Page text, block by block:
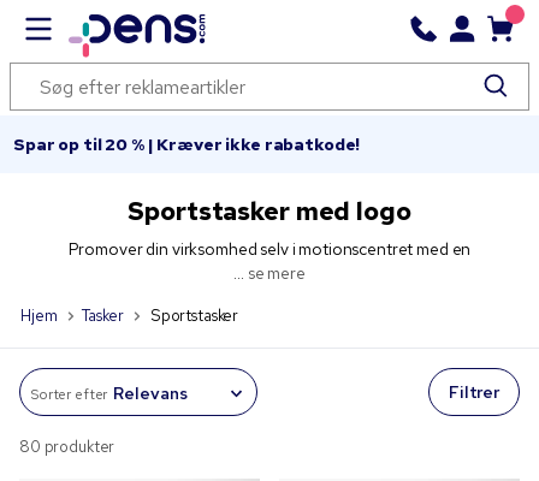
Spar op til 20 % | Kræver ikke rabatkode!
Sportstasker med logo
Promover din virksomhed selv i motionscentret med en
... se mere
Hjem Tasker Sportstasker
Sorter efter Filtrer
80 produkter